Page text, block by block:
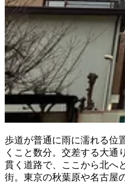
歩道が普通に雨に濡れる位
くこと数分。交差する大通
貫く道路で、ここから北へ
街。東京の秋葉原や名古屋